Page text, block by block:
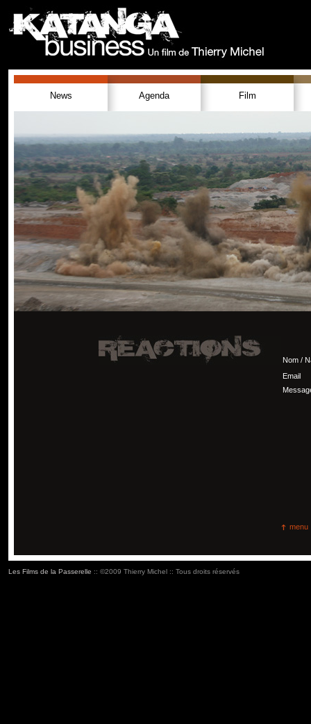
News Agenda Film
Nom /
Email
menu
Les Films de la Passerelle :: ©2009 Thierry Michel :: Tous droits réservés